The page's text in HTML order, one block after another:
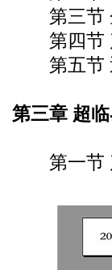
第三节
第四节
第五节
第三章 超
第一节